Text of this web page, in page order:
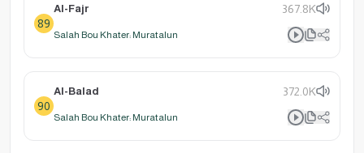
89
Al-Fajr 367.8K
Salah Bou Khater: Muratalun
90
Al-Balad 372.0K
Salah Bou Khater: Muratalun